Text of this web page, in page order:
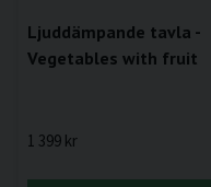
Ljuddämpande tavla -
Vegetables with fruit
1 399 kr